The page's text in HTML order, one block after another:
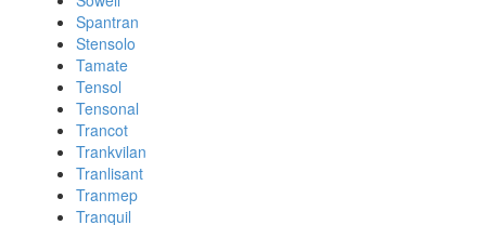
Spantran
Stensolo
Tamate
Tensol
Tensonal
Trancot
Trankvilan
Tranlisant
Tranmep
Tranquil